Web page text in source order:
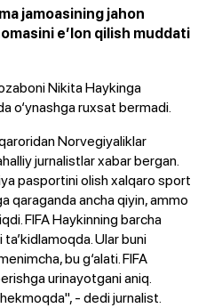
jamoasining jahon
e’lon qilish muddati
Nikita Haykinga
o‘ynashga ruxsat bermadi.
Norvegiyaliklar
jurnalistlar xabar bergan.
pasportini olish xalqaro sport
qaraganda ancha qiyin, ammo
FIFA Haykinning barcha
Ular buni
bu g‘alati. FIFA
urinayotgani aniq.
- dedi jurnalist.